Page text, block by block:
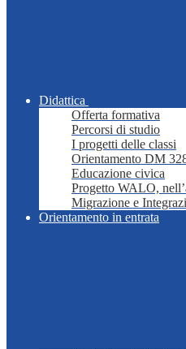
Didattica
Offerta formativa
Percorsi di studio
I progetti delle classi
Orientamento DM
Educazione civica
Progetto WALO,
Migrazione e
Orientamento in entrata